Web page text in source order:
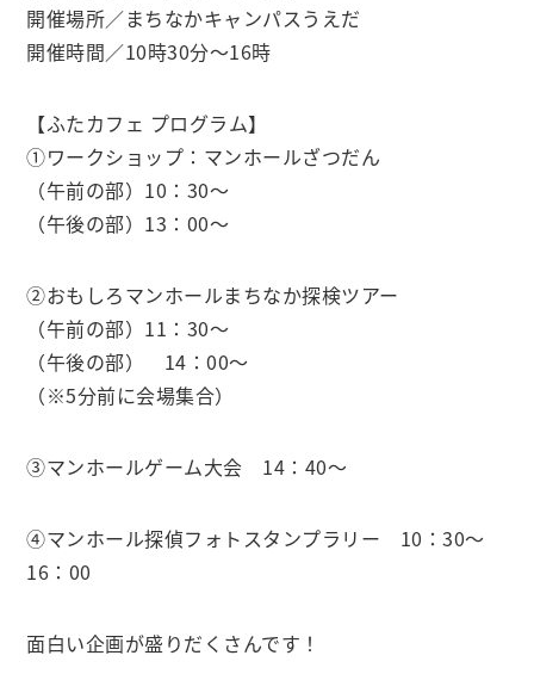
開催場所／まちなかキャンパスうえだ
開催時間／10時30分～16時
【ふたカフェ プログラム】
①ワークショップ：マンホールざつだん
（午前の部）10：30〜
（午後の部）13：00〜
②おもしろマンホールまちなか探検ツアー
（午前の部）11：30〜
（午後の部） 14：00〜
（※5分前に会場集合）
③マンホールゲーム大会 14：40〜
④マンホール探偵フォトスタンプラリー 10：30～
16：00
面白い企画が盛りだくさんです！